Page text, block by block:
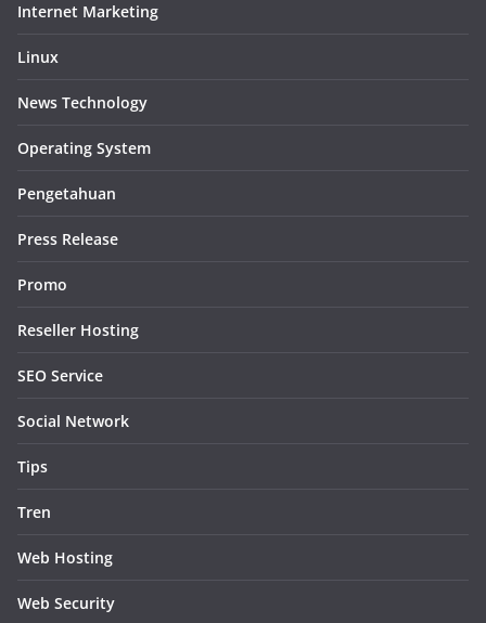
Internet Marketing
Linux
News Technology
Operating System
Pengetahuan
Press Release
Promo
Reseller Hosting
SEO Service
Social Network
Tips
Tren
Web Hosting
Web Security